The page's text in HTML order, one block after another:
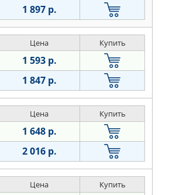
1 897 р.
Цена Купить
1 593 р.
1 847 р.
Цена Купить
1 648 р.
2 016 р.
Цена Купить